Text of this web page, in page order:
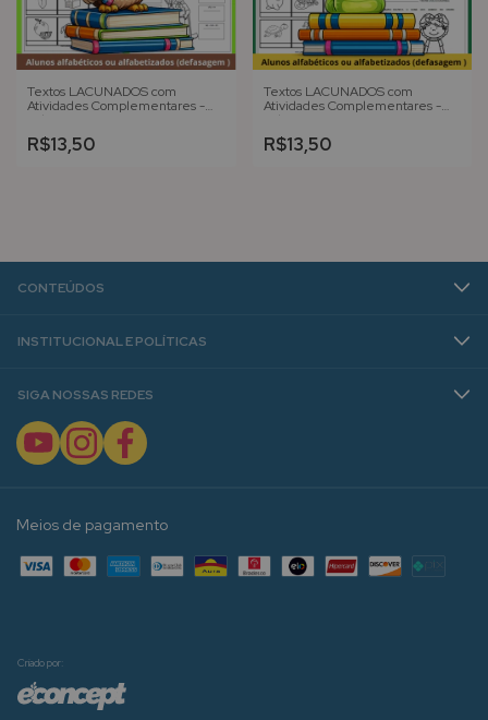
Textos LACUNADOS com
Atividades Complementares -
Volume 2
R$13,50
Textos LACUNADOS com
Atividades Complementares -
Volume 1
R$13,50
CONTEÚDOS
INSTITUCIONAL E POLÍTICAS
SIGA NOSSAS REDES
Meios de pagamento
Criado por: